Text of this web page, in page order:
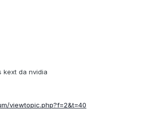
kext da nvidia
viewtopic.php?f=2&t=40